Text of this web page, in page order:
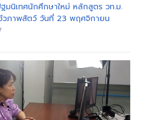
มนิเทศนักศึกษาใหม่ หลักสูตร วท.ม.
ชีวภาพสัตว์ วันที่ 23 พฤศจิกายน